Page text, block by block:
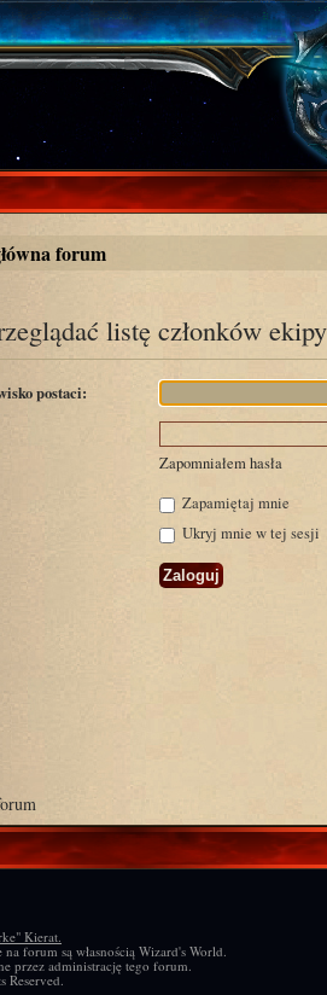
forum
listę członków
postaci:
Zapomniałem hasła
Zapamiętaj mnie
Ukryj mnie w tej sesji
Kierat.
forum są własnością Wizard's World.
przez administrację tego forum.
Reserved.